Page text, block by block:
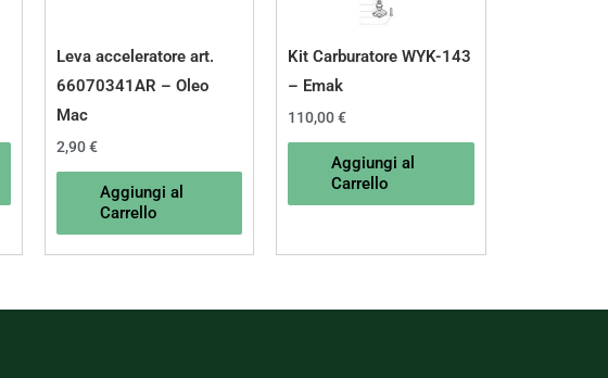
Leva acceleratore art.
66070341AR – Oleo
Mac
2,90€
Aggiungi al
Carrello
Kit Carburatore WYK-143
– Emak
110,00€
Aggiungi al
Carrello